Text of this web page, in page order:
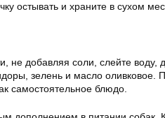
остывать и храните в сухом
не добавляя соли, слейте
зелень и масло оливковое.
самостоятельное блюдо.